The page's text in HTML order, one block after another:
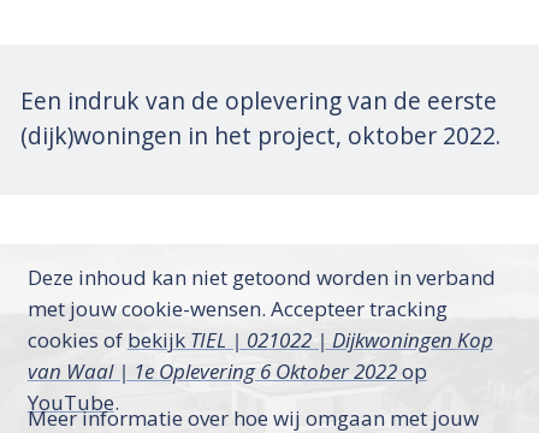
Een indruk van de oplevering van de eerste
(dijk)woningen in het project, oktober 2022.
Deze inhoud kan niet getoond worden in verband
met jouw cookie-wensen. Accepteer tracking
cookies of bekijk TIEL | 021022 | Dijkwoningen Kop
van Waal | 1e Oplevering 6 Oktober 2022op
YouTube.
Meer informatie over hoe wij omgaan met jouw